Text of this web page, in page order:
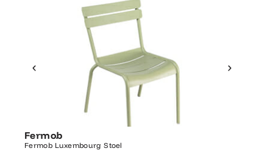
Fermob
Fermob Luxembourg Stoel
Ontdek Fermob
Luxembourg Stoel